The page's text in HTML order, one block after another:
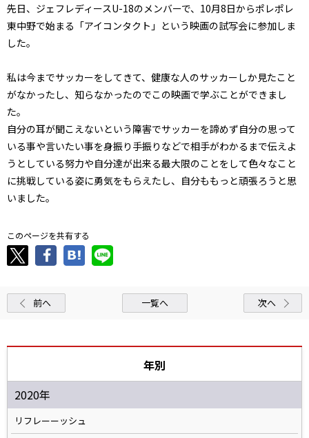
先日、ジェフレディースU-18のメンバーで、10月8日からポレポレ
東中野で始まる「アイコンタクト」という映画の試写会に参加しま
した。
私は今までサッカーをしてきて、健康な人のサッカーしか見たこと
がなかったし、知らなかったのでこの映画で学ぶことができまし
た。
自分の耳が聞こえないという障害でサッカーを諦めず自分の思って
いる事や言いたい事を身振り手振りなどで相手がわかるまで伝えよ
うとしている努力や自分達が出来る最大限のことをして色々なこと
に挑戦している姿に勇気をもらえたし、自分ももっと頑張ろうと思
いました。
このページを共有する
前へ 一覧へ 次へ
年別
2020年
リフレーーッシュ